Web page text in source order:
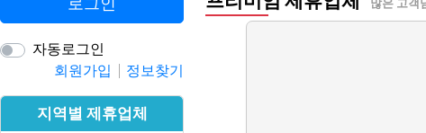
많은 고객
자동로그인
회원가입
정보찾기
지역별 제휴업체